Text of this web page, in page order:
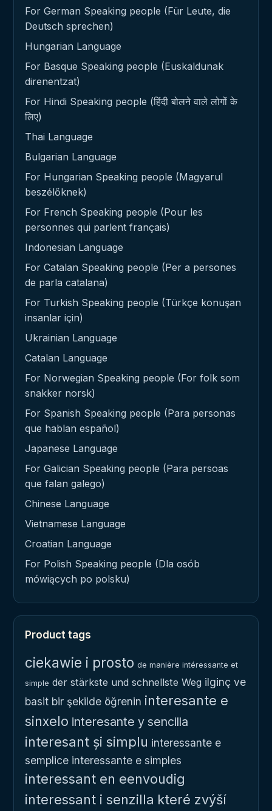
For German Speaking people (Für Leute, die
Deutsch sprechen)
Hungarian Language
For Basque Speaking people (Euskaldunak
direnentzat)
For Hindi Speaking people (हिंदी बोलने वाले लोगों के
लिए)
Thai Language
Bulgarian Language
For Hungarian Speaking people (Magyarul
beszélőknek)
For French Speaking people (Pour les
personnes qui parlent français)
Indonesian Language
For Catalan Speaking people (Per a persones
de parla catalana)
For Turkish Speaking people (Türkçe konuşan
insanlar için)
Ukrainian Language
Catalan Language
For Norwegian Speaking people (For folk som
snakker norsk)
For Spanish Speaking people (Para personas
que hablan español)
Japanese Language
For Galician Speaking people (Para persoas
que falan galego)
Chinese Language
Vietnamese Language
Croatian Language
For Polish Speaking people (Dla osób
mówiących po polsku)
Product tags
ciekawie i prosto de manière intéressante et
simple der stärkste und schnellste Weg ilginç ve
basit bir şekilde öğrenin interesante e
sinxelo interesante y sencilla
interesant și simplu interessante e
semplice interessante e simples
interessant en eenvoudig
interessant i senzilla které zvýší